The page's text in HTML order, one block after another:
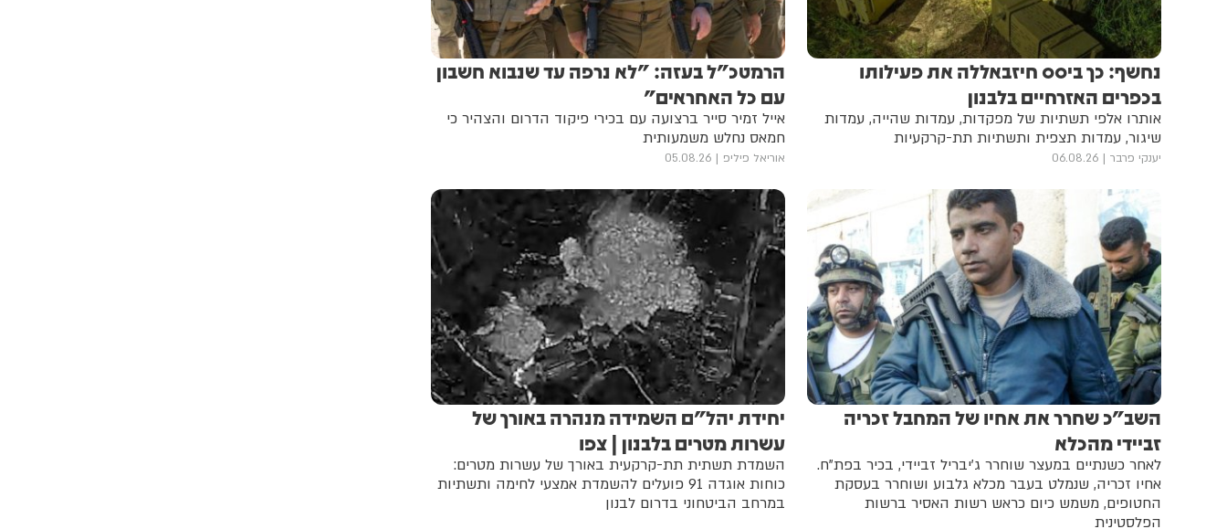
נחשף: כך ביסס חיזבאללה את פעילותו
בכפרים האזרחיים בלבנון
אותרו אלפי תשתיות של מפקדות, עמדות שהייה, עמדות
שיגור, עמדות תצפית ותשתיות תת-קרקעיות
יענקי פרבר 06.08.26
הרמטכ"ל בעזה: "לא נרפה עד שנבוא חשבון
עם כל האחראים"
אייל זמיר סייר ברצועה עם בכירי פיקוד הדרום והצהיר כי
חמאס נחלש משמעותית
אוריאל פיליפ 05.08.26
השב"כ שחרר את אחיו של המחבל זכריה
זביידי מהכלא
לאחר כשנתיים במעצר שוחרר ג’יבריל זביידי, בכיר בפת"ח.
אחיו זכריה, שנמלט בעבר מכלא גלבוע ושוחרר בעסקת
החטופים, משמש כיום כראש רשות האסיר ברשות
הפלסטינית
יחידת יהל״ם השמידה מנהרה באורך של
עשרות מטרים בלבנון | צפו
השמדת תשתית תת-קרקעית באורך של עשרות מטרים:
כוחות אוגדה 91 פועלים להשמדת אמצעי לחימה ותשתיות
במרחב הביטחוני בדרום לבנון